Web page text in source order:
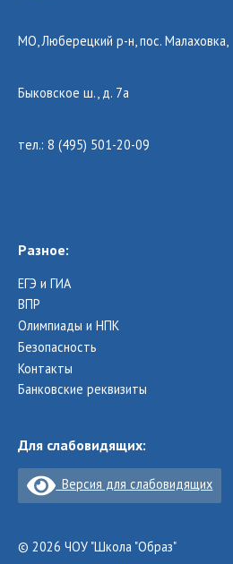
МО, Люберецкий р-н, пос. Малаховка,
Быковское ш., д. 7а
тел.: 8 (495) 501-20-09
Разное:
ЕГЭ и ГИА
ВПР
Олимпиады и НПК
Безопасность
Контакты
Банковские реквизиты
Для слабовидящих:
Версия для слабовидящих
© 2026 ЧОУ "Школа "Образ"